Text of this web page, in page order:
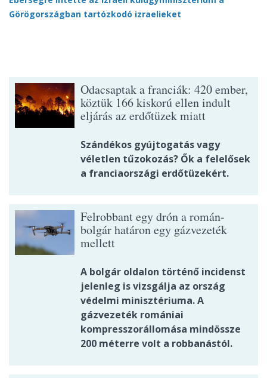
Görögországban tartózkodó izraelieket
Odacsaptak a franciák: 420 ember,
köztük 166 kiskorú ellen indult
eljárás az erdőtüzek miatt
Szándékos gyújtogatás vagy
véletlen tűzokozás? Ők a felelősek
a franciaországi erdőtüzekért.
Felrobbant egy drón a román-
bolgár határon egy gázvezeték
mellett
A bolgár oldalon történő incidenst
jelenleg is vizsgálja az ország
védelmi minisztériuma. A
gázvezeték romániai
kompresszorállomása mindössze
200 méterre volt a robbanástól.